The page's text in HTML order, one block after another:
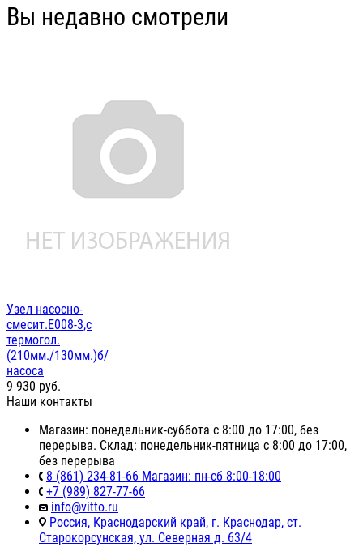
Вы недавно смотрели
Узел насосно-
смесит.Е008-3,с
термогол.
(210мм./130мм.)б/
насоса
9 930 руб.
Наши контакты
Магазин: понедельник-суббота с 8:00 до 17:00, без
перерыва. Склад: понедельник-пятница с 8:00 до 17:00,
без перерыва
8 (861) 234-81-66 Магазин: пн-сб 8:00-18:00
+7 (989) 827-77-66
info@vitto.ru
Россия, Краснодарский край, г. Краснодар, ст.
Старокорсунская, ул. Северная д. 63/4